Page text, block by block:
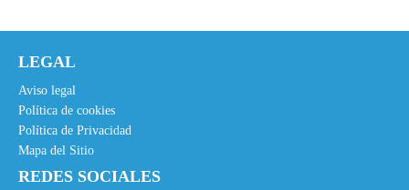
LEGAL
Aviso legal
Política de cookies
Política de Privacidad
Mapa del Sitio
REDES SOCIALES